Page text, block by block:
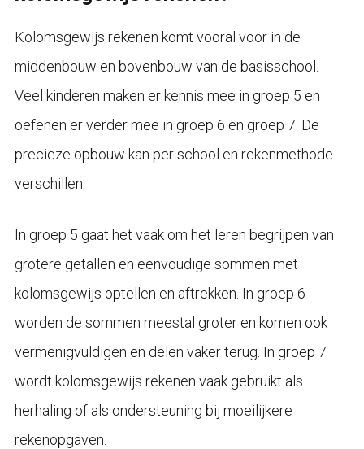
Kolomsgewijs rekenen komt vooral voor in de
middenbouw en bovenbouw van de basisschool.
Veel kinderen maken er kennis mee in groep 5 en
oefenen er verder mee in groep 6 en groep 7. De
precieze opbouw kan per school en rekenmethode
verschillen.
In groep 5 gaat het vaak om het leren begrijpen van
grotere getallen en eenvoudige sommen met
kolomsgewijs optellen en aftrekken. In groep 6
worden de sommen meestal groter en komen ook
vermenigvuldigen en delen vaker terug. In groep 7
wordt kolomsgewijs rekenen vaak gebruikt als
herhaling of als ondersteuning bij moeilijkere
rekenopgaven.